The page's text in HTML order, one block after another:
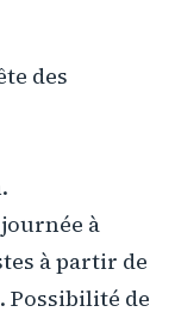
des
à
à partir de
Possibilité de